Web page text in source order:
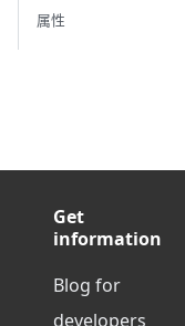
属性
Get
information
Blog for
developers